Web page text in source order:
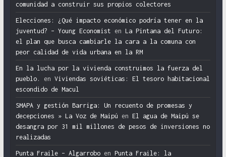
comunidad a construir sus propios colectores
Elecciones: ¿Qué impacto económico podría tener en la
juventud? – Young Economist en La Pintana del Futuro:
el plan que busca cambiarle la cara a la comuna con
peor calidad de vida urbana en la RM
En la lucha por la vivienda construimos la fuerza del
pueblo.
en Viviendas soviéticas: El tesoro habitacional
escondido de Macul
SMAPA y gestión Barriga: Un recuento de promesas y
decepciones » La Voz de Maipú en El agua de Maipú se
desangra por 31 mil millones de pesos de inversiones no
realizadas
Punta Fraile – Algarroboen Punta Fraile: la